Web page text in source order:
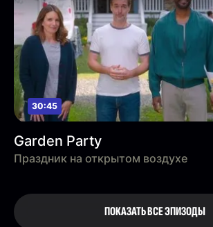
30:45
Garden Party
Праздник на открытом воздухе
ПОКАЗАТЬ ВСЕ ЭПИЗОДЫ